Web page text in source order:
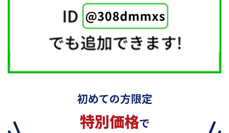
初めての方限定
特別価格で